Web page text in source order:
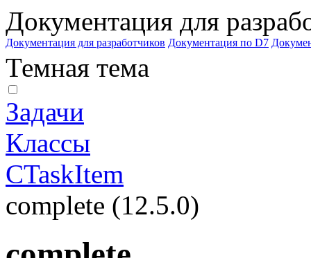
Документация для
Документация для разработчиков Документация по D7
Темная тема
Задачи
Классы
CTaskItem
complete (12.5.0)